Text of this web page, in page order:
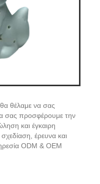
θέλαμε να σας
σας προσφέρουμε την
και έγκαιρη
έρευνα και
ODM & OEM